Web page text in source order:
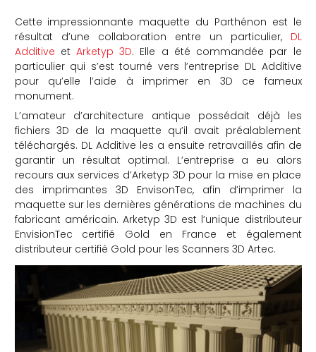
Cette impressionnante maquette du Parthénon est le
résultat d’une collaboration entre un particulier, DL
Additive et Arketyp 3D. Elle a été commandée par le
particulier qui s’est tourné vers l’entreprise DL Additive
pour qu’elle l’aide à imprimer en 3D ce fameux
monument.
L’amateur d’architecture antique possédait déjà les
fichiers 3D de la maquette qu’il avait préalablement
téléchargés. DL Additive les a ensuite retravaillés afin de
garantir un résultat optimal. L’entreprise a eu alors
recours aux services d’Arketyp 3D pour la mise en place
des imprimantes 3D EnvisonTec, afin d’imprimer la
maquette sur les dernières générations de machines du
fabricant américain. Arketyp 3D est l’unique distributeur
EnvisionTec certifié Gold en France et également
distributeur certifié Gold pour les Scanners 3D Artec.